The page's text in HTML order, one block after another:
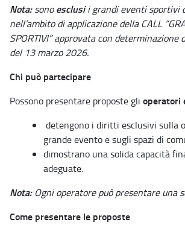
Nota:sonoesclusii grandi eventi sportivi
nell’ambito di applicazione della CALL
SPORTIVI” approvata con determinazione
del 13 marzo 2026.
Chi può partecipare
Possono presentare proposte gli operatori
detengono i diritti esclusivi sulla
grande evento e sugli spazi di
dimostrano una solida capacità
adeguate.
Nota: Ogni operatore può presentare una
Come presentare le proposte